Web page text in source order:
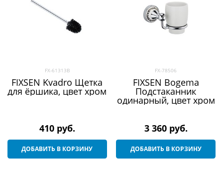
FX-61313B
FIXSEN Kvadro Щетка
для ёршика, цвет хром
410 руб.
ДОБАВИТЬ В КОРЗИНУ
FX-78506
FIXSEN Bogema
Подстаканник
одинарный, цвет хром
3 360 руб.
ДОБАВИТЬ В КОРЗИНУ